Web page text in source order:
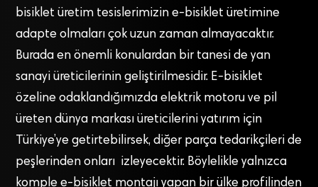
bisiklet üretim tesislerimizin e-bisiklet üretimine
adapte olmaları çok uzun zaman almayacaktır.
Burada en önemli konulardan bir tanesi de yan
sanayi üreticilerinin geliştirilmesidir. E-bisiklet
özeline odaklandığımızda elektrik motoru ve pil
üreten dünya markası üreticilerini yatırım için
Türkiye’ye getirtebilirsek, diğer parça tedarikçileri de
peşlerinden onları izleyecektir. Böylelikle yalnızca
komple e-bisiklet montajı yapan bir ülke profilinden